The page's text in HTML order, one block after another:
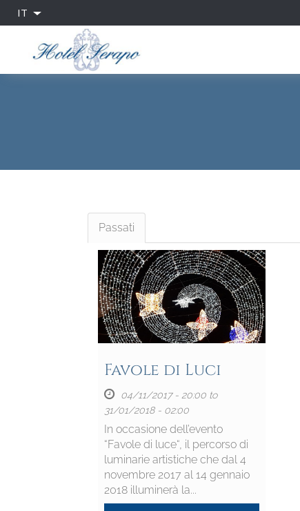
IT
Passati
Favole di Luci
04/11/2017 - 20:00 to
31/01/2018 - 02:00
In occasione dell’evento
“Favole di luce“, il percorso di
luminarie artistiche che dal 4
novembre 2017 al 14 gennaio
2018 illuminerà la...